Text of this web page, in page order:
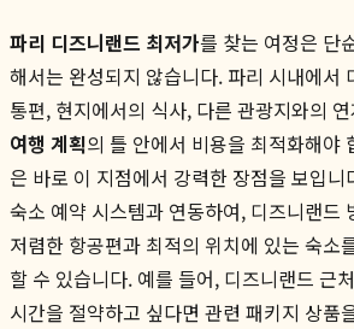
파리 디즈니랜드 최저가를 찾는 여정은 단
해서는 완성되지 않습니다. 파리 시내에서
통편, 현지에서의 식사, 다른 관광지와의
여행 계획의 틀 안에서 비용을 최적화해야
은 바로 이 지점에서 강력한 장점을 보입니
숙소 예약 시스템과 연동하여, 디즈니랜드
저렴한 항공편과 최적의 위치에 있는 숙소
할 수 있습니다. 예를 들어, 디즈니랜드 근
시간을 절약하고 싶다면 관련 패키지 상품